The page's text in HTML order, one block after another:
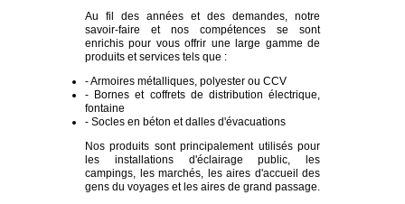
BETONS
DALLES D'ÉVACUATIONS
SERVICES
PIÈCES DÉTACHÉES
Au fil des années et des demandes, notre
savoir-faire et nos compétences se sont
enrichis pour vous offrir une large gamme de
produits et services tels que :
- Armoires métalliques, polyester ou CCV
- Bornes et coffrets de distribution électrique,
fontaine
- Socles en béton et dalles d'évacuations
Nos produits sont principalement utilisés pour
les installations d'éclairage public, les
campings, les marchés, les aires d'accueil des
gens du voyages et les aires de grand passage.